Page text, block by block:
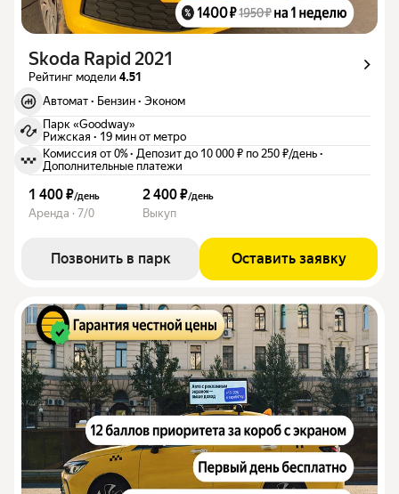
Skoda Rapid 2021
Рейтинг модели 4.51
Автомат · Бензин · Эконом
Парк «Goodway»
Рижская · 19 мин от метро
Комиссия от 0%· Депозит до 10 000 ₽ по 250 ₽/день ·
Дополнительные платежи
1 400 ₽/день
Аренда · 7/0
2 400 ₽/день
Выкуп
Позвонить в парк Оставить заявку